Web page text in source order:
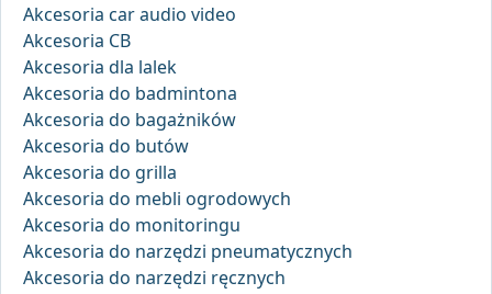
Akcesoria car audio video
Akcesoria CB
Akcesoria dla lalek
Akcesoria do badmintona
Akcesoria do bagażników
Akcesoria do butów
Akcesoria do grilla
Akcesoria do mebli ogrodowych
Akcesoria do monitoringu
Akcesoria do narzędzi pneumatycznych
Akcesoria do narzędzi ręcznych